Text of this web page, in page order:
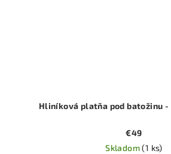
Hliníková platňa pod batožinu -
€49
Skladom(1 ks)